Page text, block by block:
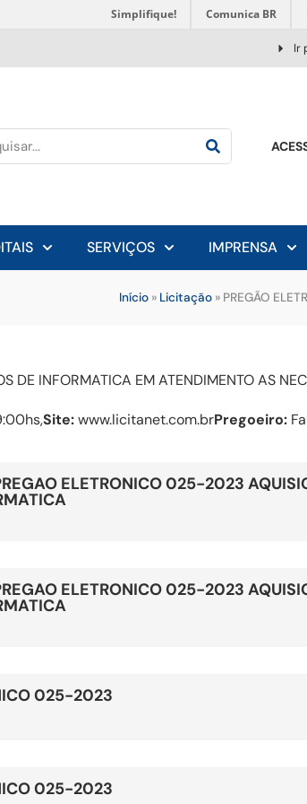
Simplifique! Comunica BR
Ir
SERVIÇOS IMPRENSA
Início» Licitação» PREGÃO
DE INFORMATICA EM ATENDIMENTO AS
Site:www.licitanet.com.brPregoeiro:
ELETRONICO 025-2023
ELETRONICO 025-2023
025-2023
025-2023